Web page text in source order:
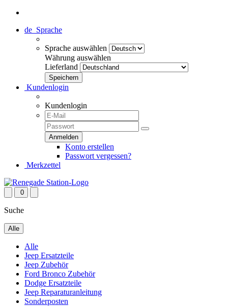
de Sprache
Sprache auswählen
Währung auswählen
Lieferland
Kundenlogin
Kundenlogin
Konto erstellen
Passwort vergessen?
Merkzettel
0
Suche
Alle
Alle
Jeep Ersatzteile
Jeep Zubehör
Ford Bronco Zubehör
Dodge Ersatzteile
Jeep Reparaturanleitung
Sonderposten